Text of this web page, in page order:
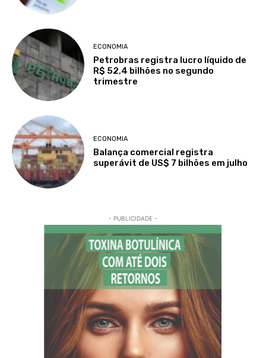
ECONOMIA
Petrobras registra lucro líquido de
R$ 52,4 bilhões no segundo
trimestre
ECONOMIA
Balança comercial registra
superávit de US$ 7 bilhões em julho
- PUBLICIDADE -